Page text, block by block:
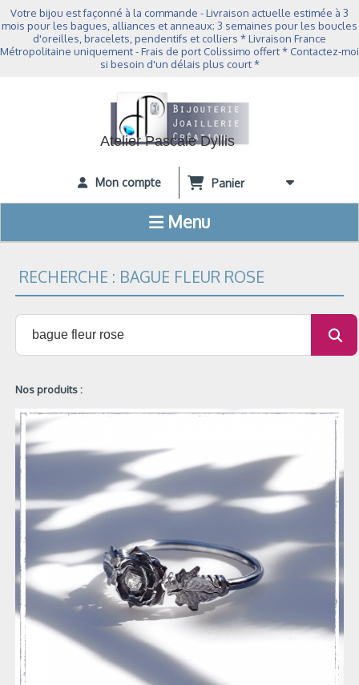
Votre bijou est façonné à la commande - Livraison actuelle estimée à 3
mois pour les bagues, alliances et anneaux; 3 semaines pour les boucles
d'oreilles, bracelets, pendentifs et colliers * Livraison France
Métropolitaine uniquement - Frais de port Colissimo offert * Contactez-moi
si besoin d'un délais plus court *
Atelier Pascale Dyllis
Mon compte Panier
Menu
RECHERCHE : BAGUE FLEUR ROSE
Nos produits :
Panneau de gestion des cookies